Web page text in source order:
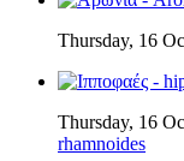
Thursday, 16
Thursday, 16
rhamnoides